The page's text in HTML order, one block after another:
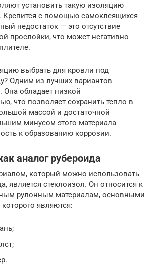
установить такую изоляцию
Крепится с помощью самоклеящихся
недостаток — это отсутствие
прослойки, что может негативно
выбрать для кровли под
Одним из лучших вариантов
Она обладает низкой
что позволяет сохранить тепло в
массой и достаточной
минусом этого материала
к образованию коррозии.
аналог рубероида
который можно использовать
является стеклоизол. Он относится к
рулонным материалам, основными
являются: